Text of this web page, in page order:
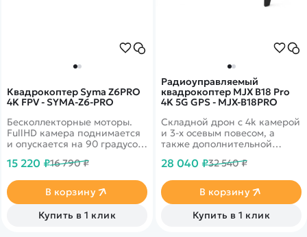
Квадрокоптер Syma Z6PRO
4K FPV - SYMA-Z6-PRO
Бесколлекторные моторы.
FullHD камера поднимается
и опускается на 90 градусов.
аккумуляторе может
15 220 ₽16 790 ₽
В корзину
Купить в 1 клик
Радиоуправляемый
квадрокоптер MJX B18 Pro
4K 5G GPS - MJX-B18PRO
Складной дрон с 4k камерой
и 3-х осевым повесом, а
также дополнительной
EIS. Время полета до 25
Скорость полета до 40 км/ч!
28 040 ₽32 540 ₽
В корзину
Купить в 1 клик